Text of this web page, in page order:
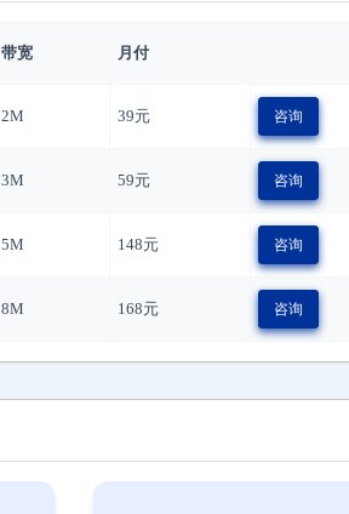
带宽 月付
2M 39元 咨询
3M 59元 咨询
5M 148元 咨询
8M 168元 咨询